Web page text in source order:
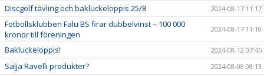
Discgolf tävling och bakluckeloppis 25/8 2024-08-17 11:17
Fotbollsklubben Falu BS firar dubbelvinst – 100 000
kronor till föreningen
2024-08-17 11:10
Bakluckeloppis! 2024-08-12 07:45
Sälja Ravelli produkter? 2024-08-08 08:13